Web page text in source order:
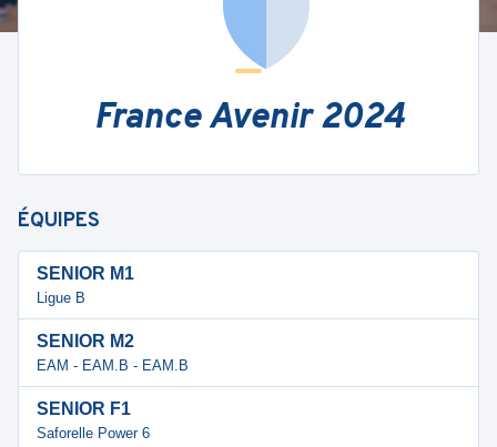
France Avenir 2024
ÉQUIPES
SENIOR M1
Ligue B
SENIOR M2
EAM - EAM.B - EAM.B
SENIOR F1
Saforelle Power 6